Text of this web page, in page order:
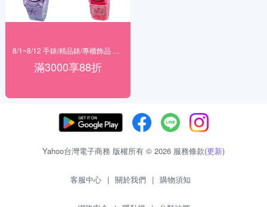
滿3000享88折
Yahoo台灣電子商務 版權所有 © 2026 服務條款(更新)
客服中心 | 關於我們 | 購物須知